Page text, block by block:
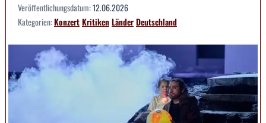
Veröffentlichungsdatum:12.06.2026
Kategorien:KonzertKritikenLänderDeutschland